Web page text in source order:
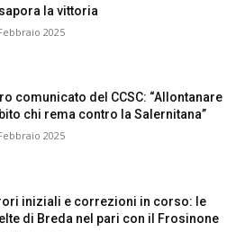
la vittoria
2025
comunicato del CCSC: “Allontanare
chi rema contro la Salernitana”
2025
iniziali e correzioni in corso: le
di Breda nel pari con il Frosinone